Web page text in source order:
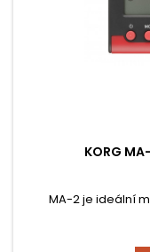
KORG
MA-2 je ideální